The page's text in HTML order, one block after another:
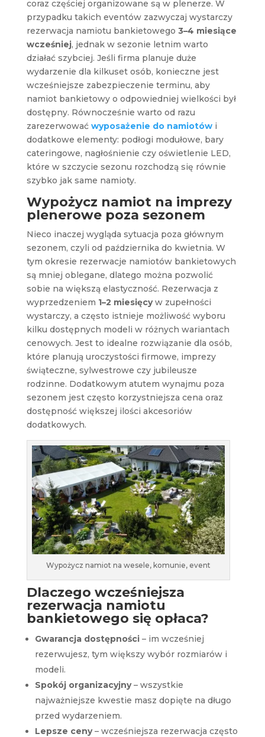
coraz częściej organizowane są w plenerze. W
przypadku takich eventów zazwyczaj wystarczy
rezerwacja namiotu bankietowego 3–4 miesiące
wcześniej, jednak w sezonie letnim warto
działać szybciej. Jeśli firma planuje duże
wydarzenie dla kilkuset osób, konieczne jest
wcześniejsze zabezpieczenie terminu, aby
namiot bankietowy o odpowiedniej wielkości był
dostępny. Równocześnie warto od razu
zarezerwować wyposażenie do namiotówi
dodatkowe elementy: podłogi modułowe, bary
cateringowe, nagłośnienie czy oświetlenie LED,
które w szczycie sezonu rozchodzą się równie
szybko jak same namioty.
Wypożycz namiot na imprezy
plenerowe poza sezonem
Nieco inaczej wygląda sytuacja poza głównym
sezonem, czyli od października do kwietnia. W
tym okresie rezerwacje namiotów bankietowych
są mniej oblegane, dlatego można pozwolić
sobie na większą elastyczność. Rezerwacja z
wyprzedzeniem 1–2 miesięcyw zupełności
wystarczy, a często istnieje możliwość wyboru
kilku dostępnych modeli w różnych wariantach
cenowych. Jest to idealne rozwiązanie dla osób,
które planują uroczystości firmowe, imprezy
świąteczne, sylwestrowe czy jubileusze
rodzinne. Dodatkowym atutem wynajmu poza
sezonem jest często korzystniejsza cena oraz
dostępność większej ilości akcesoriów
dodatkowych.
Wypożycz namiot na wesele, komunie, event
Dlaczego wcześniejsza
rezerwacja namiotu
bankietowego się opłaca?
Gwarancja dostępności– im wcześniej
rezerwujesz, tym większy wybór rozmiarów i
modeli.
Spokój organizacyjny– wszystkie
najważniejsze kwestie masz dopięte na długo
przed wydarzeniem.
Lepsze ceny– wcześniejsza rezerwacja często